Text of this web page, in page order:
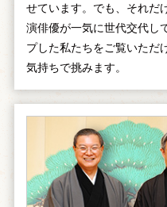
せています。でも、それだ
演俳優が一気に世代交代し
プした私たちをご覧いただ
気持ちで挑みます。